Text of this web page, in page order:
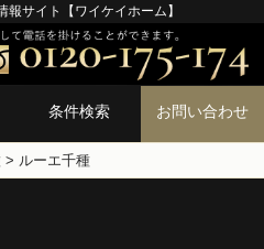
サイト【ワイケイホーム】
条件検索 お問い合わせ
> ルーエ千種